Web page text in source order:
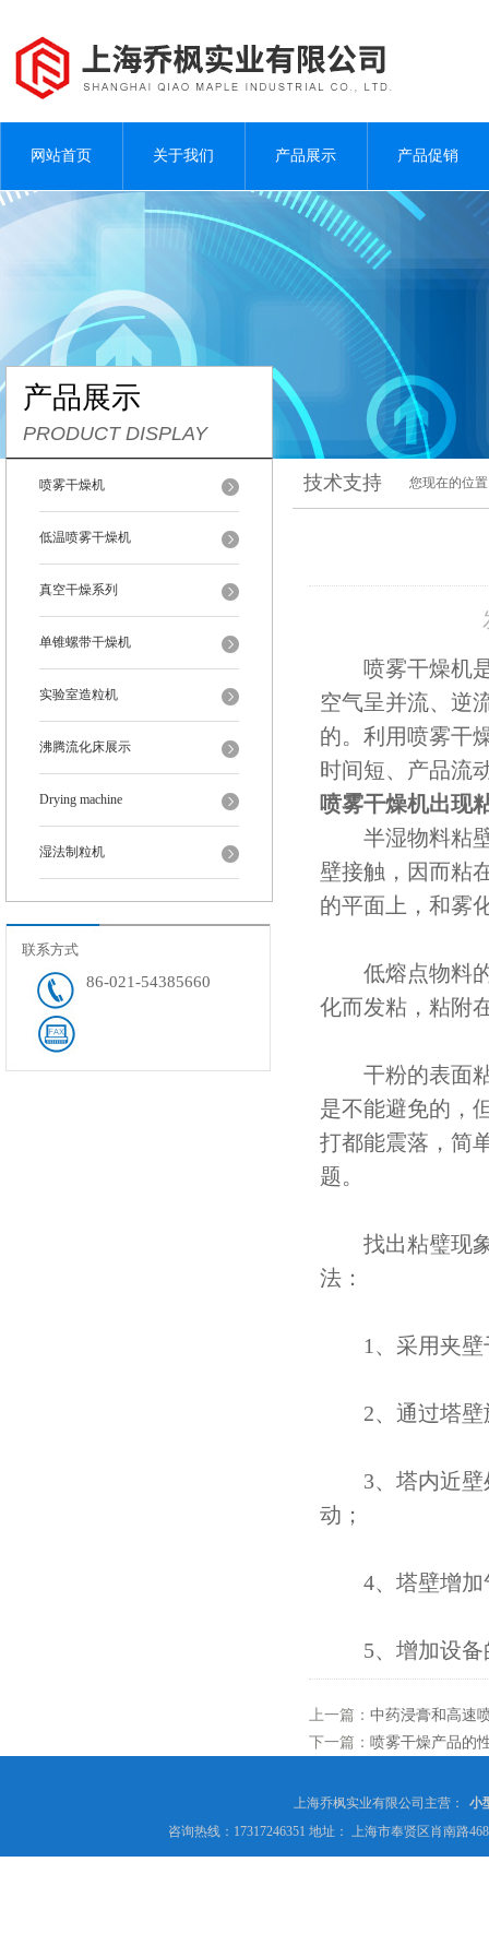
网站首页 关于我们 产品展示 产品促销
产品展示
PRODUCT DISPLAY
喷雾干燥机
低温喷雾干燥机
真空干燥系列
单锥螺带干燥机
实验室造粒机
沸腾流化床展示
Drying machine
湿法制粒机
联系方式
86-021-54385660
技术支持 您现在的位
喷雾干燥机是
空气呈并流、逆
的。利用喷雾干
时间短、产品流
喷雾干燥机出现
半湿物料粘壁
壁接触，因而粘
的平面上，和雾
低熔点物料的
化而发粘，粘附
干粉的表面粘
是不能避免的，
打都能震落，简
题。
找出粘璧现象
法：
1、采用夹壁
2、通过塔壁
3、塔内近壁
动；
4、塔壁增加
5、增加设备
上一篇： 中药浸膏和高速
下一篇： 喷雾干燥产品的
上海乔枫实业有限公司主营：
小
咨询热线：17317246351 地址： 上海市奉贤区肖南路